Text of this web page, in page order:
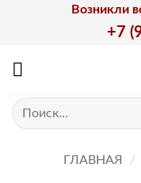
Возникли
+7
Искать:
ГЛАВНАЯ /